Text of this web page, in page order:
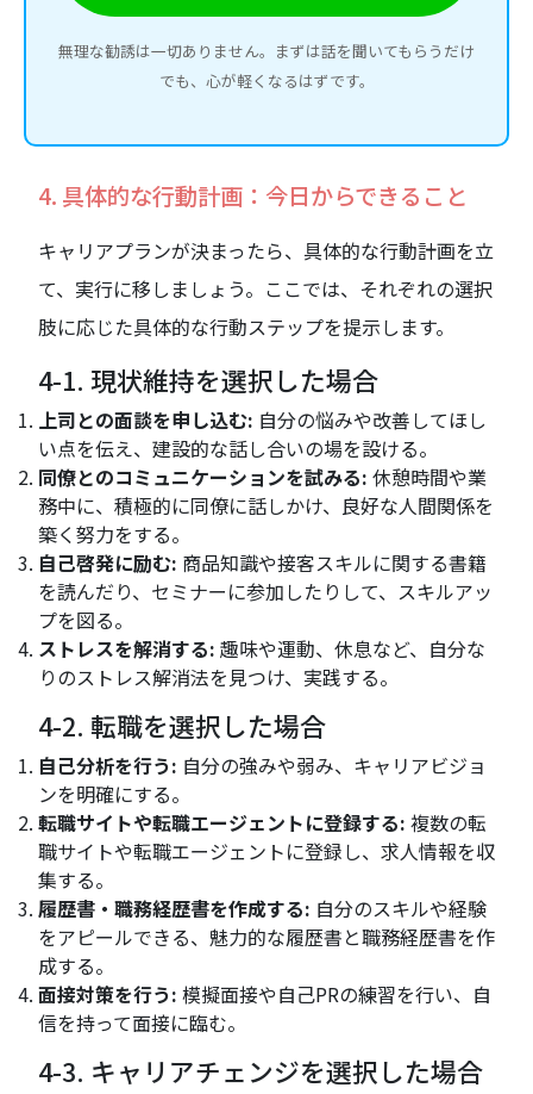
無理な勧誘は一切ありません。まずは話を聞いてもらうだけ
でも、心が軽くなるはずです。
4. 具体的な行動計画：今日からできること
キャリアプランが決まったら、具体的な行動計画を立
て、実行に移しましょう。ここでは、それぞれの選択
肢に応じた具体的な行動ステップを提示します。
4-1. 現状維持を選択した場合
上司との面談を申し込む: 自分の悩みや改善してほし
い点を伝え、建設的な話し合いの場を設ける。
同僚とのコミュニケーションを試みる: 休憩時間や業
務中に、積極的に同僚に話しかけ、良好な人間関係を
築く努力をする。
自己啓発に励む: 商品知識や接客スキルに関する書籍
を読んだり、セミナーに参加したりして、スキルアッ
プを図る。
ストレスを解消する: 趣味や運動、休息など、自分な
りのストレス解消法を見つけ、実践する。
4-2. 転職を選択した場合
自己分析を行う: 自分の強みや弱み、キャリアビジョ
ンを明確にする。
転職サイトや転職エージェントに登録する: 複数の転
職サイトや転職エージェントに登録し、求人情報を収
集する。
履歴書・職務経歴書を作成する: 自分のスキルや経験
をアピールできる、魅力的な履歴書と職務経歴書を作
成する。
面接対策を行う: 模擬面接や自己PRの練習を行い、自
信を持って面接に臨む。
4-3. キャリアチェンジを選択した場合